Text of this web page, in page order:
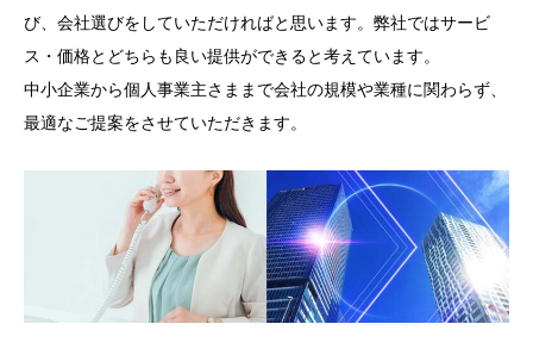
び、会社選びをしていただければと思います。弊社ではサービ
ス・価格とどちらも良い提供ができると考えています。
中小企業から個人事業主さままで会社の規模や業種に関わらず、
最適なご提案をさせていただきます。